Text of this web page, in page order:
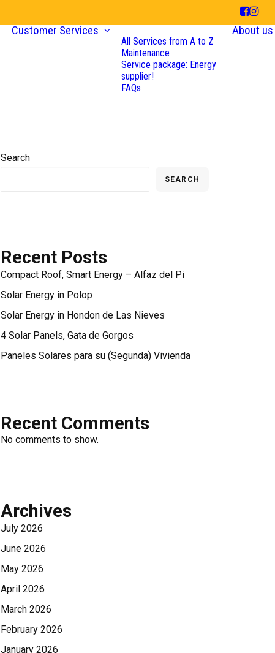
Customer Services
All Services from A to Z
Maintenance
Service package: Energy
supplier!
FAQs
About us
Search
SEARCH
Recent Posts
Compact Roof, Smart Energy – Alfaz del Pi
Solar Energy in Polop
Solar Energy in Hondon de Las Nieves
4 Solar Panels, Gata de Gorgos
Paneles Solares para su (Segunda) Vivienda
Recent Comments
No comments to show.
Archives
July 2026
June 2026
May 2026
April 2026
March 2026
February 2026
January 2026